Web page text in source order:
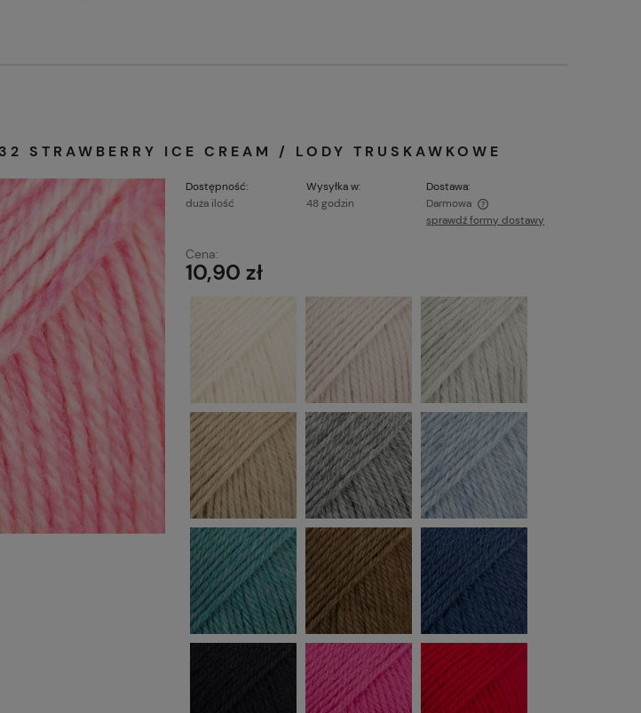
STRAWBERRY ICE CREAM / LODY TRUSKAWKOWE
Dostępność:
duża ilość
Wysyłka w:
48 godzin
Dostawa:
Darmowa
sprawdź formy dostawy
Cena:
10,90 zł